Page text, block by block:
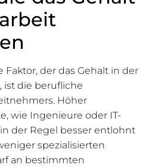
Faktor, der das Gehalt in der
ist die berufliche
Höher
wie Ingenieure oder IT-
der Regel besser entlohnt
spezialisierten
an bestimmten